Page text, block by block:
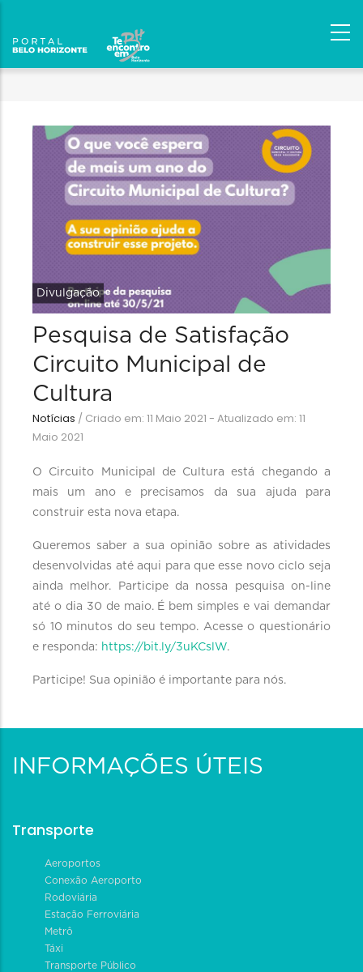
Divulgação
Pesquisa de Satisfação
Circuito Municipal de
Cultura
Notícias / Criado em: 11 Maio 2021 - Atualizado em: 11
Maio 2021
O Circuito Municipal de Cultura está chegando a
mais um ano e precisamos da sua ajuda para
construir esta nova etapa.
Queremos saber a sua opinião sobre as atividades
desenvolvidas até aqui para que esse novo ciclo seja
ainda melhor. Participe da nossa pesquisa on-line
até o dia 30 de maio. É bem simples e vai demandar
só 10 minutos do seu tempo. Acesse o questionário
e responda: https://bit.ly/3uKCslW.
Participe! Sua opinião é importante para nós.
INFORMAÇÕES ÚTEIS
Transporte
Aeroportos
Conexão Aeroporto
Rodoviária
Estação Ferroviária
Metrô
Táxi
Transporte Público